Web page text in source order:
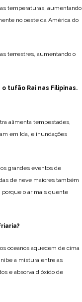
temperaturas, aumentando
no oeste da América do
terrestres, aumentando o
tufão Rai nas Filipinas.
alimenta tempestades,
em Ida, e inundações
grandes eventos de
de neve maiores também
porque o ar mais quente
oceanos aquecem de cima
a mistura entre as
e absorva dióxido de